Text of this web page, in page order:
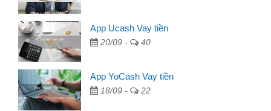
App Ucash Vay tiền
20/09 - 40
App YoCash Vay tiền
18/09 - 22